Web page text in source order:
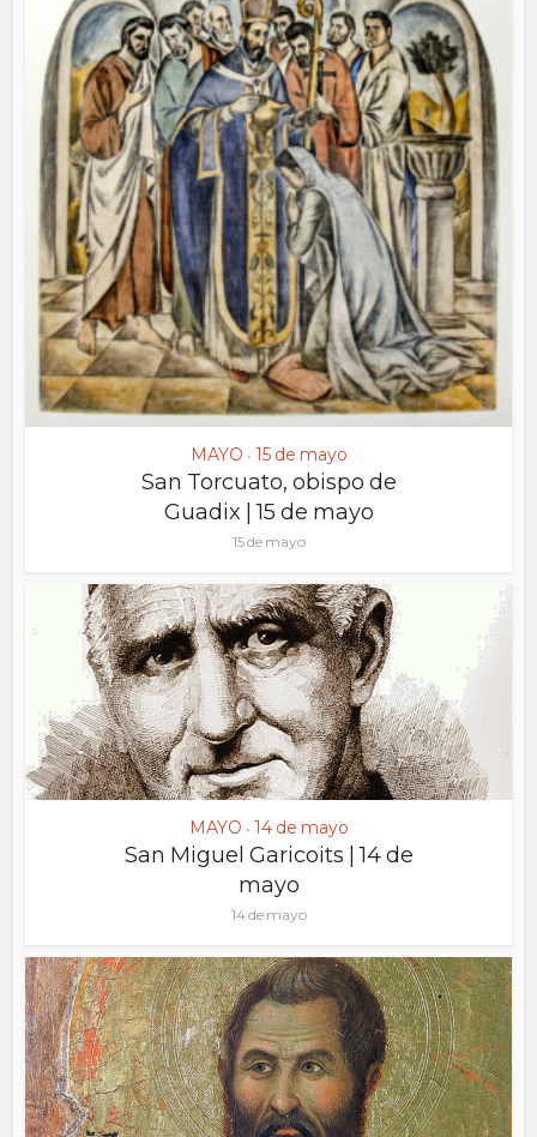
MAYO • 15 de mayo
San Torcuato, obispo de
Guadix | 15 de mayo
15 de mayo
MAYO • 14 de mayo
San Miguel Garicoits | 14 de
mayo
14 de mayo